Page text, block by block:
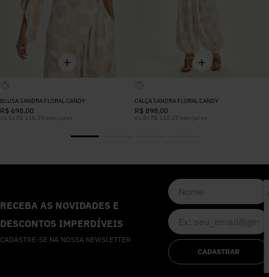
BLUSA SANDRA FLORAL CANDY
R$ 698,00
ou 6 x R$ 116, 33 sem juros
CALÇA SANDRA FLORAL CANDY
R$ 898,00
ou 8 x R$ 112,25 sem juros
RECEBA AS NOVIDADES E
DESCONTOS IMPERDÍVEIS
CADASTRE-SE NA NOSSA NEWSLETTER
CADASTRAR